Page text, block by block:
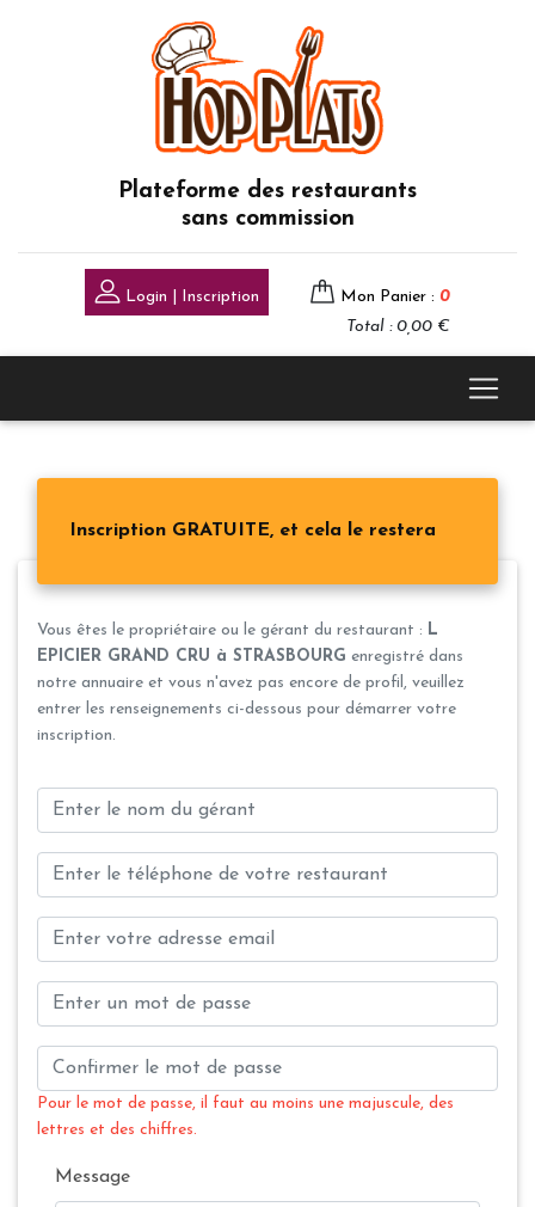
Plateforme des restaurants
sans commission
Login | Inscription Mon Panier : 0
Total : 0,00 €
Inscription GRATUITE, et cela le restera
Vous êtes le propriétaire ou le gérant du restaurant : L
EPICIER GRAND CRU à STRASBOURG enregistré dans
notre annuaire et vous n'avez pas encore de profil, veuillez
entrer les renseignements ci-dessous pour démarrer votre
inscription.
Pour le mot de passe, il faut au moins une majuscule, des
lettres et des chiffres.
Message